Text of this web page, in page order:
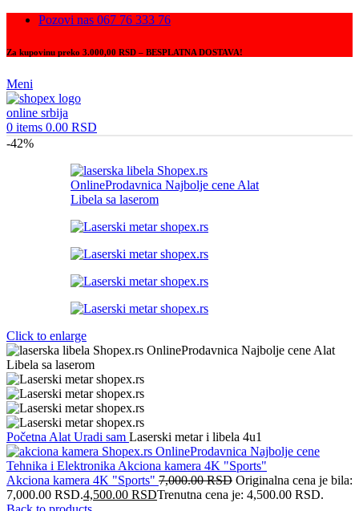
Pozovi nas 067 76 333 76
Za kupovinu preko 3.000,00 RSD – BESPLATNA DOSTAVA!
Meni
0 items 0.00 RSD
-42%
Click to enlarge
Početna Alat Uradi sam Laserski metar i libela 4u1
Akciona kamera 4K "Sports" 7,000.00RSD Originalna cena je bila:
7,000.00 RSD.4,500.00 RSDTrenutna cena je: 4,500.00 RSD.